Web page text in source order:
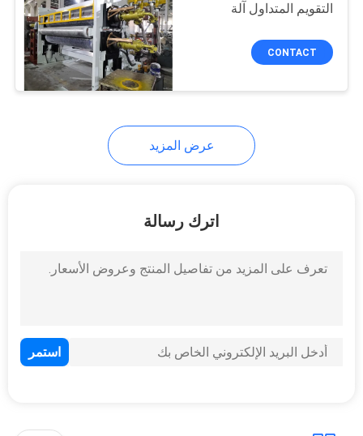
خط إنتاج الرسائل
القصيرة
8
التقويم المتداول آلة
CONTACT
عرض المزيد
اترك رسالة